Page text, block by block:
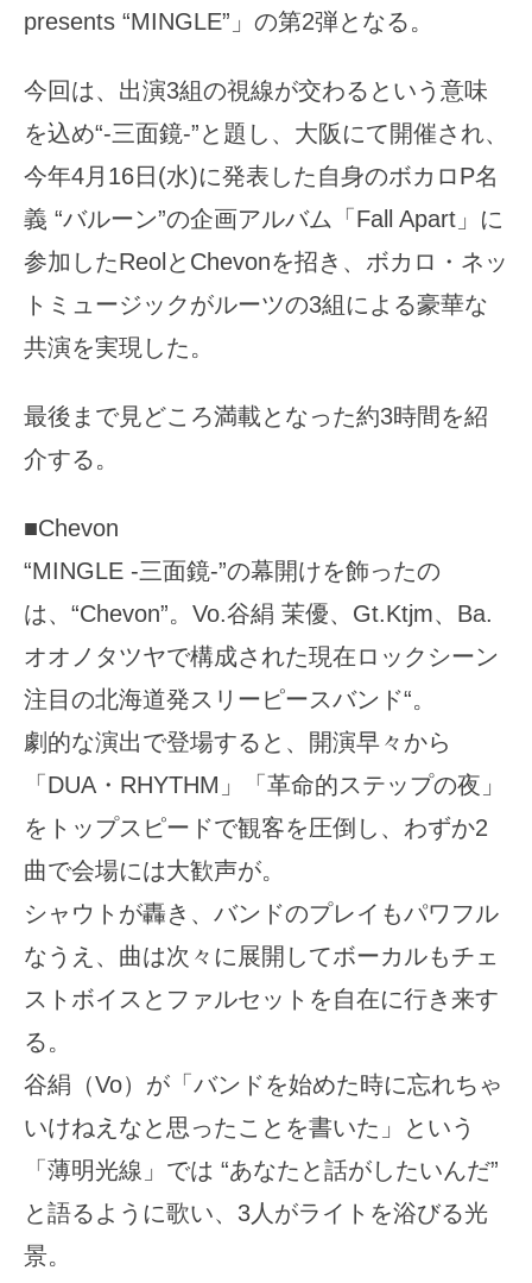
presents “MINGLE”」の第2弾となる。
今回は、出演3組の視線が交わるという意味
を込め“-三面鏡-”と題し、大阪にて開催され、
今年4月16日(水)に発表した自身のボカロP名
義 “バルーン”の企画アルバム「Fall Apart」に
参加したReolとChevonを招き、ボカロ・ネッ
トミュージックがルーツの3組による豪華な
共演を実現した。
最後まで見どころ満載となった約3時間を紹
介する。
■Chevon
“MINGLE -三面鏡-”の幕開けを飾ったの
は、“Chevon”。Vo.谷絹 茉優、Gt.Ktjm、Ba.
オオノタツヤで構成された現在ロックシーン
注目の北海道発スリーピースバンド“。
劇的な演出で登場すると、開演早々から
「DUA・RHYTHM」「革命的ステップの夜」
をトップスピードで観客を圧倒し、わずか2
曲で会場には大歓声が。
シャウトが轟き、バンドのプレイもパワフル
なうえ、曲は次々に展開してボーカルもチェ
ストボイスとファルセットを自在に行き来す
る。
谷絹（Vo）が「バンドを始めた時に忘れちゃ
いけねえなと思ったことを書いた」という
「薄明光線」では “あなたと話がしたいんだ”
と語るように歌い、3人がライトを浴びる光
景。